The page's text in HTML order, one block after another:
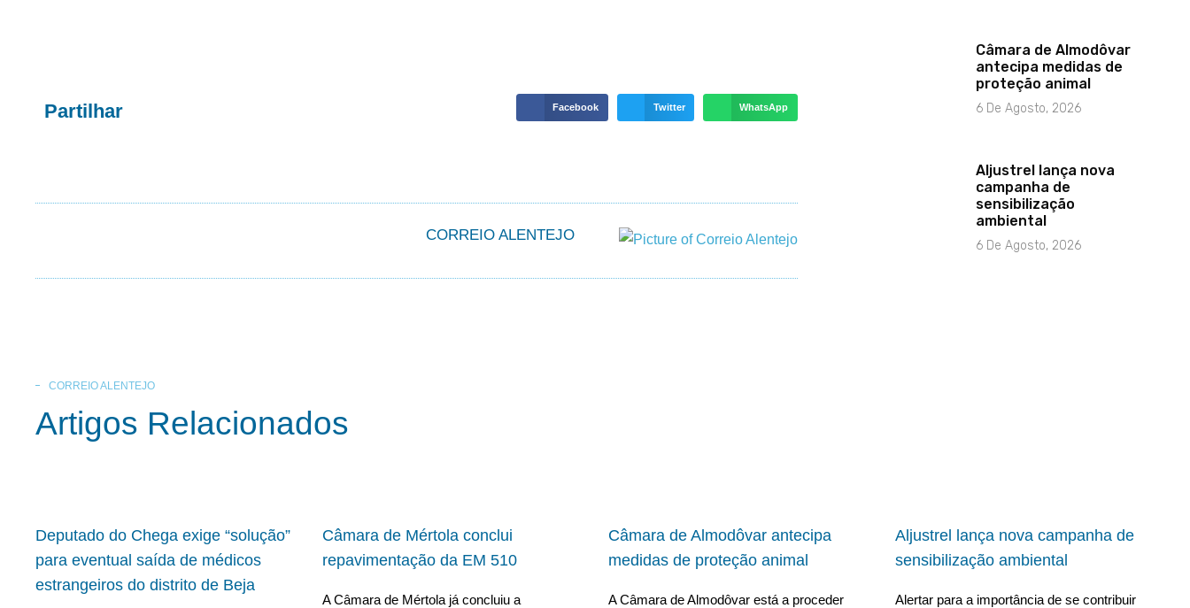
Partilhar Facebook Twitter WhatsApp
CORREIO ALENTEJO
Câmara de Almodôvar
antecipa medidas de
proteção animal
6 De Agosto, 2026
Aljustrel lança nova
campanha de
sensibilização
ambiental
6 De Agosto, 2026
CORREIO ALENTEJO
Artigos Relacionados
Deputado do Chega exige “solução”
para eventual saída de médicos
estrangeiros do distrito de Beja
Câmara de Mértola conclui
repavimentação da EM 510
A Câmara de Mértola já concluiu a
Câmara de Almodôvar antecipa
medidas de proteção animal
A Câmara de Almodôvar está a proceder
Aljustrel lança nova campanha de
sensibilização ambiental
Alertar para a importância de se contribuir